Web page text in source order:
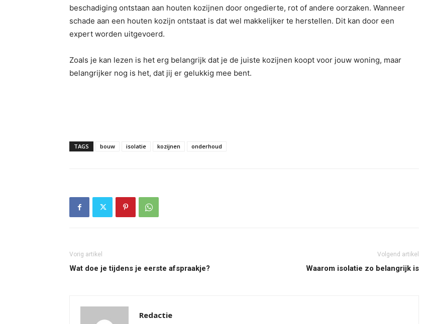
beschadiging ontstaan aan houten kozijnen door ongedierte, rot of andere oorzaken. Wanneer
schade aan een houten kozijn ontstaat is dat wel makkelijker te herstellen. Dit kan door een
expert worden uitgevoerd.
Zoals je kan lezen is het erg belangrijk dat je de juiste kozijnen koopt voor jouw woning, maar
belangrijker nog is het, dat jij er gelukkig mee bent.
TAGS bouw isolatie kozijnen onderhoud
Vorig artikel
Wat doe je tijdens je eerste afspraakje?
Volgend artikel
Waarom isolatie zo belangrijk is
Redactie